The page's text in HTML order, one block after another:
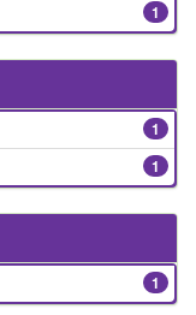
1
1
1
1